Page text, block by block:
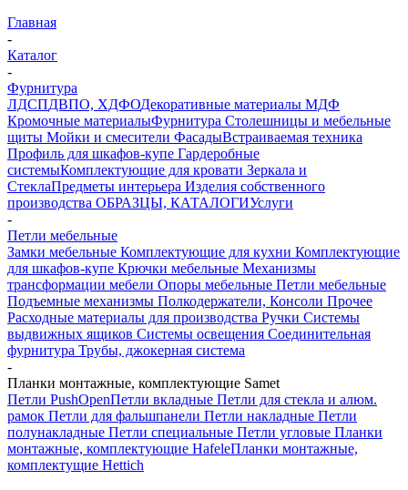
Главная
-
Каталог
-
Фурнитура
ЛДСПДВПО, ХДФОДекоративные материалы МДФ
Кромочные материалыФурнитура Столешницы и мебельные
щиты Мойки и смесители ФасадыВстраиваемая техника
Профиль для шкафов-купе Гардеробные
системыКомплектующие для кровати Зеркала и
СтеклаПредметы интерьера Изделия собственного
производства ОБРАЗЦЫ, КАТАЛОГИУслуги
-
Петли мебельные
Замки мебельные Комплектующие для кухни Комплектующие
для шкафов-купе Крючки мебельные Механизмы
трансформации мебели Опоры мебельные Петли мебельные
Подъемные механизмы Полкодержатели, Консоли Прочее
Расходные материалы для производства Ручки Системы
выдвижных ящиков Системы освещения Соединительная
фурнитура Трубы, джокерная система
-
Планки монтажные, комплектующие Samet
Петли PushOpenПетли вкладные Петли для стекла и алюм.
рамок Петли для фальшпанели Петли накладные Петли
полунакладные Петли специальные Петли угловые Планки
монтажные, комплектующие HafeleПланки монтажные,
комплектущие Hettich